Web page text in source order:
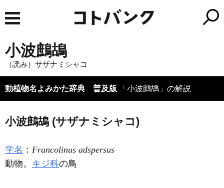
小波鷓鴣
（読み）サザナミシャコ
動植物名よみかた辞典 普及版 「小波鷓鴣」の解説
小波鷓鴣 (サザナミシャコ)
学名 ： Francolinus adspersus
動物。 キジ科の鳥